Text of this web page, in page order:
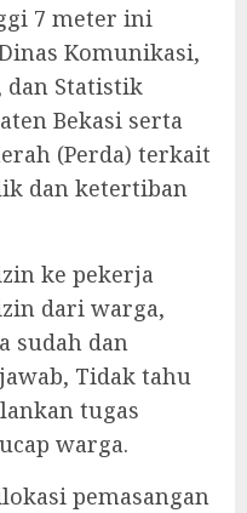
7 meter ini
Komunikasi,
dan Statistik
Bekasi serta
(Perda) terkait
dan ketertiban
ke pekerja
dari warga,
sudah dan
Tidak tahu
tugas
warga.
pemasangan